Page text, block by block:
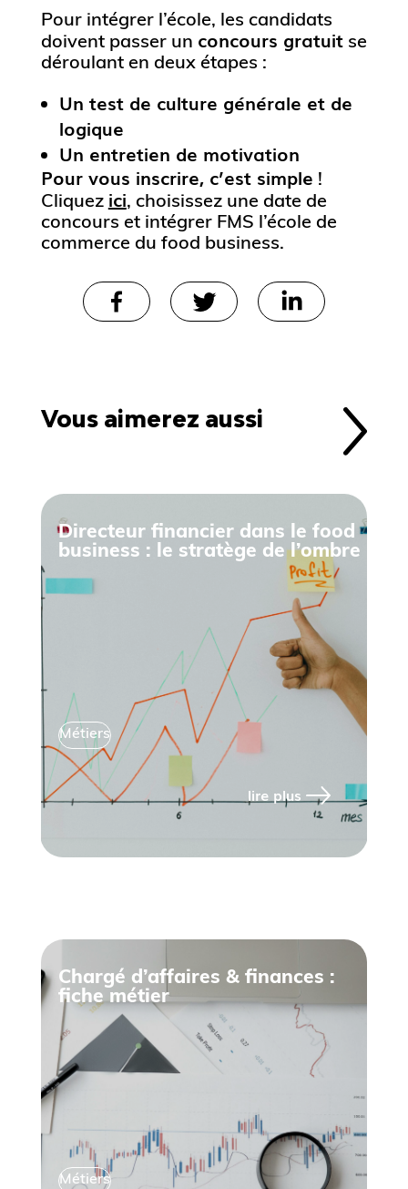
Pour intégrer l’école, les candidats
doivent passer un concours gratuitse
déroulant en deux étapes :
Un test de culture générale et de
logique
Un entretien de motivation
Pour vous inscrire, c’est simple !
Cliquez ici, choisissez une date de
concours et intégrer FMS l’école de
commerce du food business.
Vous aimerez aussi
Directeur financier dans le food
business : le stratège de l’ombre
Métiers
lire plus
Chargé d’affaires & finances :
fiche métier
Métiers